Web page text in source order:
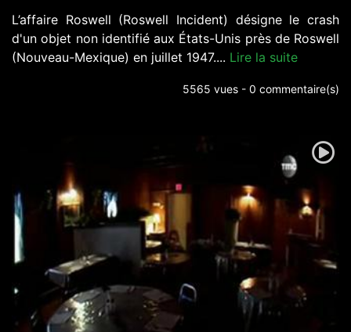
L’affaire Roswell (Roswell Incident) désigne le crash
d'un objet non identifié aux États-Unis près de Roswell
(Nouveau-Mexique) en juillet 1947.... Lire la suite
5565 vues - 0 commentaire(s)